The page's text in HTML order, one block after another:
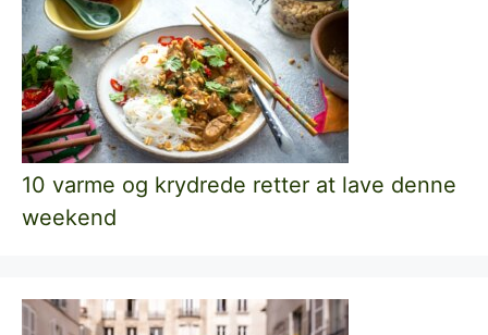
10 varme og krydrede retter at lave denne
weekend